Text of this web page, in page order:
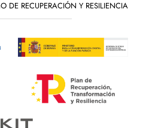
DE RECUPERACIÓN Y RESILIENCIA